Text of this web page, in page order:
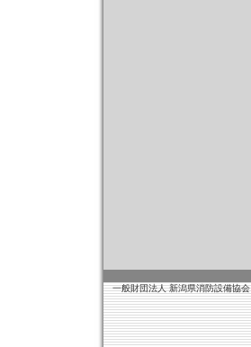
一般財団法人 新潟県消防設備協会